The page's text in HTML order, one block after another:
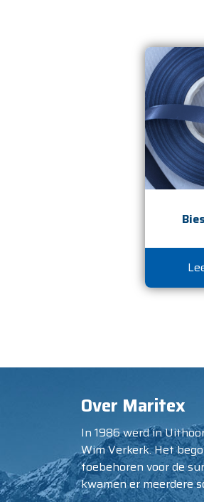
Over Maritex
In 1986 werd in
Wim Verkerk. Het
toebehoren voor de
kwamen er meerdere